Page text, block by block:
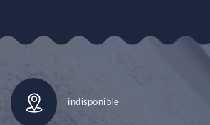
indisponible